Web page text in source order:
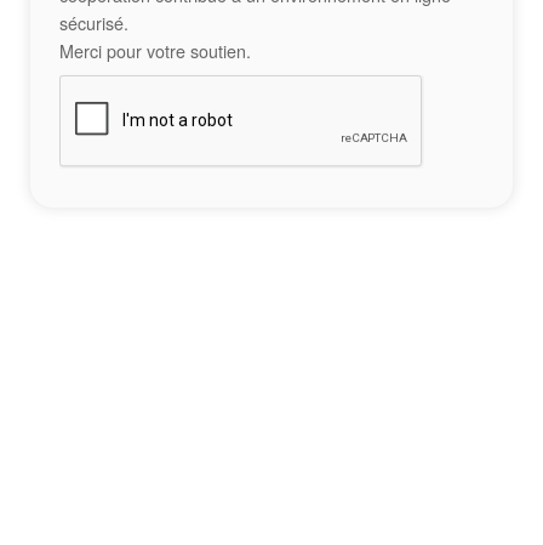
sécurisé.
Merci pour votre soutien.